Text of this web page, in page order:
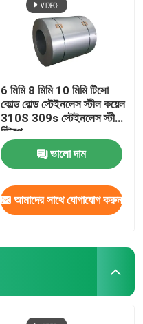
6 মিমি 8 মিমি 10 মিমি টিসো
কোল্ড রোল্ড স্টেইনলেস স্টীল কয়েল
310S 309s স্টেইনলেস স্টীল
স্ট্রিপ
ভালো দাম
আমাদের সাথে যোগাযোগ করুন